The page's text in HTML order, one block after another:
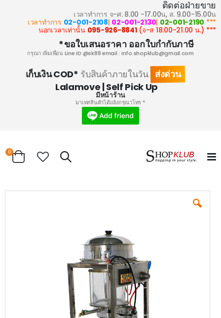
ติดต่อฝ่ายขาย
เวลาทำการ จ-ศ. 8.00 -17.00น, ส. 9.00-15.00น
*** เวลาทำการ
02-001-2108| 02-001-2130| 02-001-2190
*** นอกเวลาเท่านั้น
095-926-8841(จ-ส 18.00-21.00 น.)
ขอใบเสนอราคา ออกใบกำกับภาษี*
กรุณา เพิ่มเพื่อน Line ID:@sk88 email : info.shopklub@gmail.com
ส่งด่วน
เก็บเงิน COD* รับสินค้าภายในวัน
Lalamove | Self Pick Up
มีหน้าร้าน
* มาเทสสินค้าได้แจ้งกรุณาโทร
Search
Cart
0
Skip